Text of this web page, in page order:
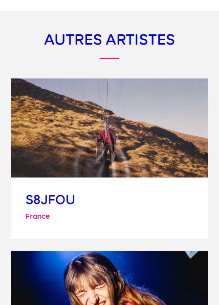
AUTRES ARTISTES
S8JFOU
France